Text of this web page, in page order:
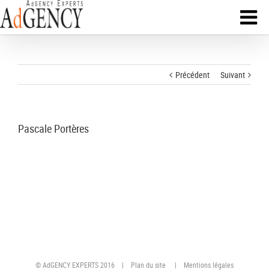
Précédent Suivant
Pascale Portères
© AdGENCY EXPERTS 2016 | Plan du site | Mentions légales